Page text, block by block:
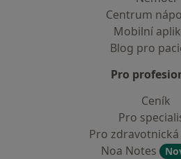
Centrum
Mobilní
Blog pro
Pro
Ceník
Pro
Pro
Noa Notes